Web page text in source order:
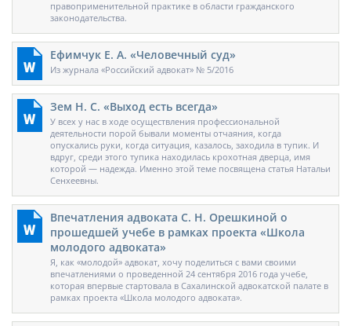
правоприменительной практике в области гражданского
законодательства.
Ефимчук Е. А. «Человечный суд»
Из журнала «Российский адвокат» № 5/2016
Зем Н. С. «Выход есть всегда»
У всех у нас в ходе осуществления профессиональной
деятельности порой бывали моменты отчаяния, когда
опускались руки, когда ситуация, казалось, заходила в тупик. И
вдруг, среди этого тупика находилась крохотная дверца, имя
которой — надежда. Именно этой теме посвящена статья Натальи
Сенхеевны.
Впечатления адвоката С. Н. Орешкиной о
прошедшей учебе в рамках проекта «Школа
молодого адвоката»
Я, как «молодой» адвокат, хочу поделиться с вами своими
впечатлениями о проведенной 24 сентября 2016 года учебе,
которая впервые стартовала в Сахалинской адвокатской палате в
рамках проекта «Школа молодого адвоката».